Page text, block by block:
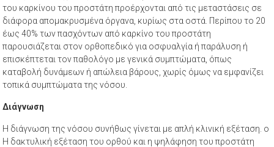
του καρκίνου του προστάτη προέρχονται από τις μεταστάσεις σε
διάφορα απομακρυσμένα όργανα, κυρίως στα οστά. Περίπου το 20
έως 40% των πασχόντων από καρκίνο του προστάτη
παρουσιάζεται στον ορθοπεδικό για οσφυαλγία ή παράλυση ή
επισκέπτεται τον παθολόγο με γενικά συμπτώματα, όπως
καταβολή δυνάμεων ή απώλεια βάρους, χωρίς όμως να εμφανίζει
τοπικά συμπτώματα της νόσου.
Διάγνωση
Η διάγνωση της νόσου συνήθως γίνεται με απλή κλινική εξέταση. o
Η δακτυλική εξέταση του ορθού και η ψηλάφηση του προστάτη